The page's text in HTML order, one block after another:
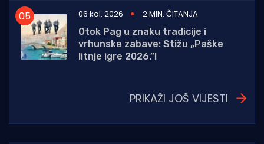
06 kol. 2026
2 MIN. ČITANJA
Otok Pag u znaku tradicije i
vrhunske zabave: Stižu „Paške
litnje igre 2026.”!
PRIKAŽI JOŠ VIJESTI